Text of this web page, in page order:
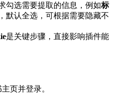
勾选需要提取的信息，例如标
默认全选，可根据需要隐藏不
是关键步骤，直接影响插件能
页并登录。